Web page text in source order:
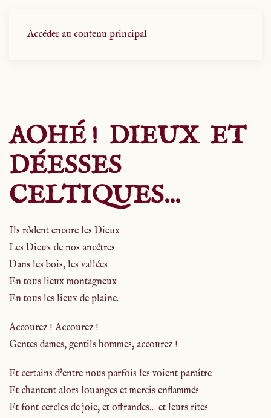
Accéder au contenu principal
AOHÉ ! DIEUX ET
DÉESSES
CELTIQUES...
Ils rôdent encore les Dieux
Les Dieux de nos ancêtres
Dans les bois, les vallées
En tous lieux montagneux
En tous les lieux de plaine.
Accourez ! Accourez !
Gentes dames, gentils hommes, accourez !
Et certains d'entre nous parfois les voient paraître
Et chantent alors louanges et mercis enflammés
Et font cercles de joie, et offrandes… et leurs rites